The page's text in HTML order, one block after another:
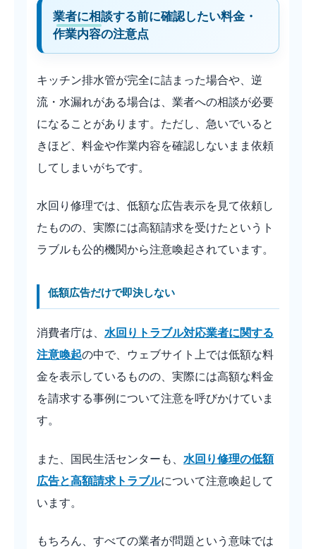
業者に相談する前に確認したい料金・
作業内容の注意点
キッチン排水管が完全に詰まった場合や、逆
流・水漏れがある場合は、業者への相談が必要
になることがあります。ただし、急いでいると
きほど、料金や作業内容を確認しないまま依頼
してしまいがちです。
水回り修理では、低額な広告表示を見て依頼し
たものの、実際には高額請求を受けたというト
ラブルも公的機関から注意喚起されています。
低額広告だけで即決しない
消費者庁は、 水回りトラブル対応業者に関する
注意喚起の中で、ウェブサイト上では低額な料
金を表示しているものの、実際には高額な料金
を請求する事例について注意を呼びかけていま
す。
また、国民生活センターも、 水回り修理の低額
広告と高額請求トラブルについて注意喚起して
います。
もちろん、すべての業者が問題という意味では